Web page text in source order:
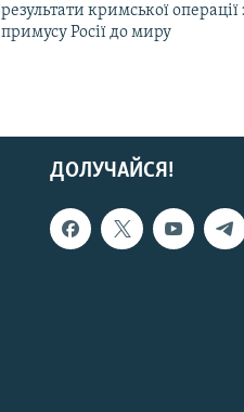
результати кримської операції
примусу Росії до миру
ДОЛУЧАЙСЯ!